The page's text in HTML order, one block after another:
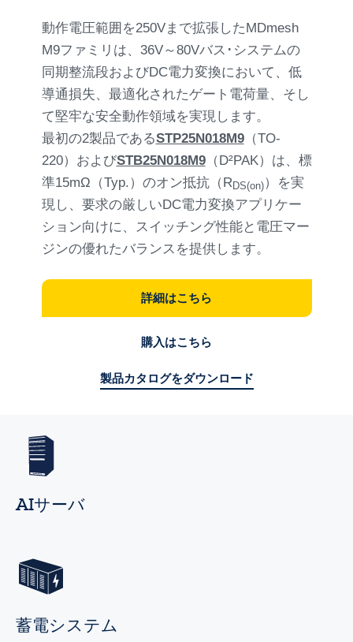
動作電圧範囲を250Vまで拡張したMDmesh
M9ファミリは、36V～80Vバス･システムの
同期整流段およびDC電力変換において、低
導通損失、最適化されたゲート電荷量、そし
て堅牢な安全動作領域を実現します。
最初の2製品であるSTP25N018M9（TO-
220）およびSTB25N018M9（D²PAK）は、標
準15mΩ（Typ.）のオン抵抗（RDS(on)）を実
現し、要求の厳しいDC電力変換アプリケー
ション向けに、スイッチング性能と電圧マー
ジンの優れたバランスを提供します。
詳細はこちら
購入はこちら
製品カタログをダウンロード
AIサーバ
蓄電システム